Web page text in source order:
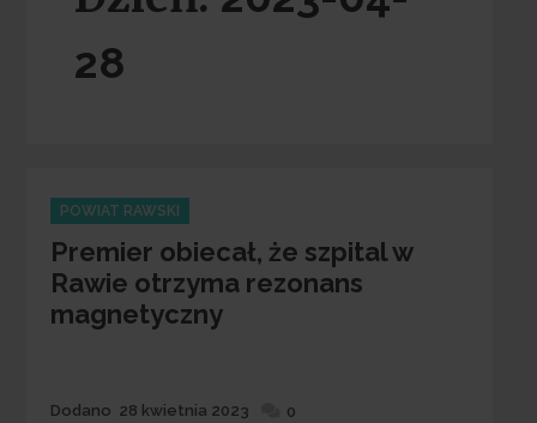
28
Categories
POWIAT RAWSKI
Premier obiecał, że szpital w
Rawie otrzyma rezonans
magnetyczny
Dodane
Dodano 28 kwietnia 2023 0